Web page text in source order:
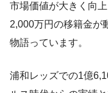
市場価値が大きく向
2,000万円の移籍金が
物語っています。
浦和レッズでの1億